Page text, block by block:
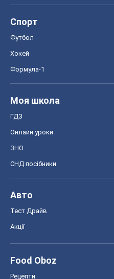
Спорт
Футбол
Хокей
Формула-1
Моя школа
ГДЗ
Онлайн уроки
ЗНО
СНД посібники
Авто
Тест Драйв
Акції
Food Oboz
Рецепти